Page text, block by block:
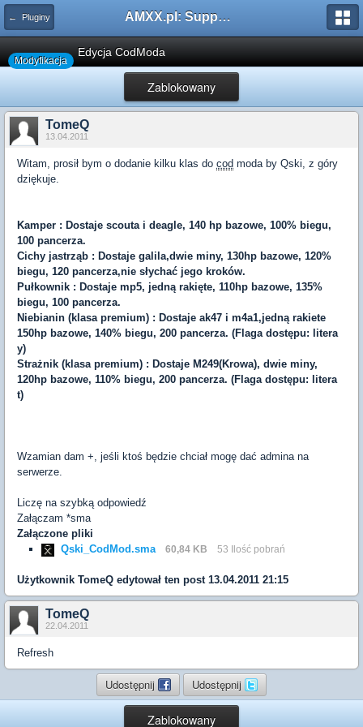
← Pluginy AMXX.pl: Support AMX Mod X i SourceMod
Modyfikacja
Edycja CodModa
Zablokowany
TomeQ
13.04.2011
Witam, prosił bym o dodanie kilku klas do cod moda by Qski, z góry
dziękuje.
Kamper : Dostaje scouta i deagle, 140 hp bazowe, 100% biegu,
100 pancerza.
Cichy jastrząb : Dostaje galila,dwie miny, 130hp bazowe, 120%
biegu, 120 pancerza,nie słychać jego kroków.
Pułkownik : Dostaje mp5, jedną rakięte, 110hp bazowe, 135%
biegu, 100 pancerza.
Niebianin (klasa premium) : Dostaje ak47 i m4a1,jedną rakiete
150hp bazowe, 140% biegu, 200 pancerza. (Flaga dostępu: litera
y)
Strażnik (klasa premium) : Dostaje M249(Krowa), dwie miny,
120hp bazowe, 110% biegu, 200 pancerza. (Flaga dostępu: litera
t)
Wzamian dam +, jeśli ktoś będzie chciał mogę dać admina na
serwerze.
Liczę na szybką odpowiedź
Załączam *sma
Załączone pliki
Qski_CodMod.sma
60,84 KB 53 Ilość pobrań
Użytkownik TomeQ edytował ten post 13.04.2011 21:15
TomeQ
22.04.2011
Refresh
Udostępnij Udostępnij
Zablokowany